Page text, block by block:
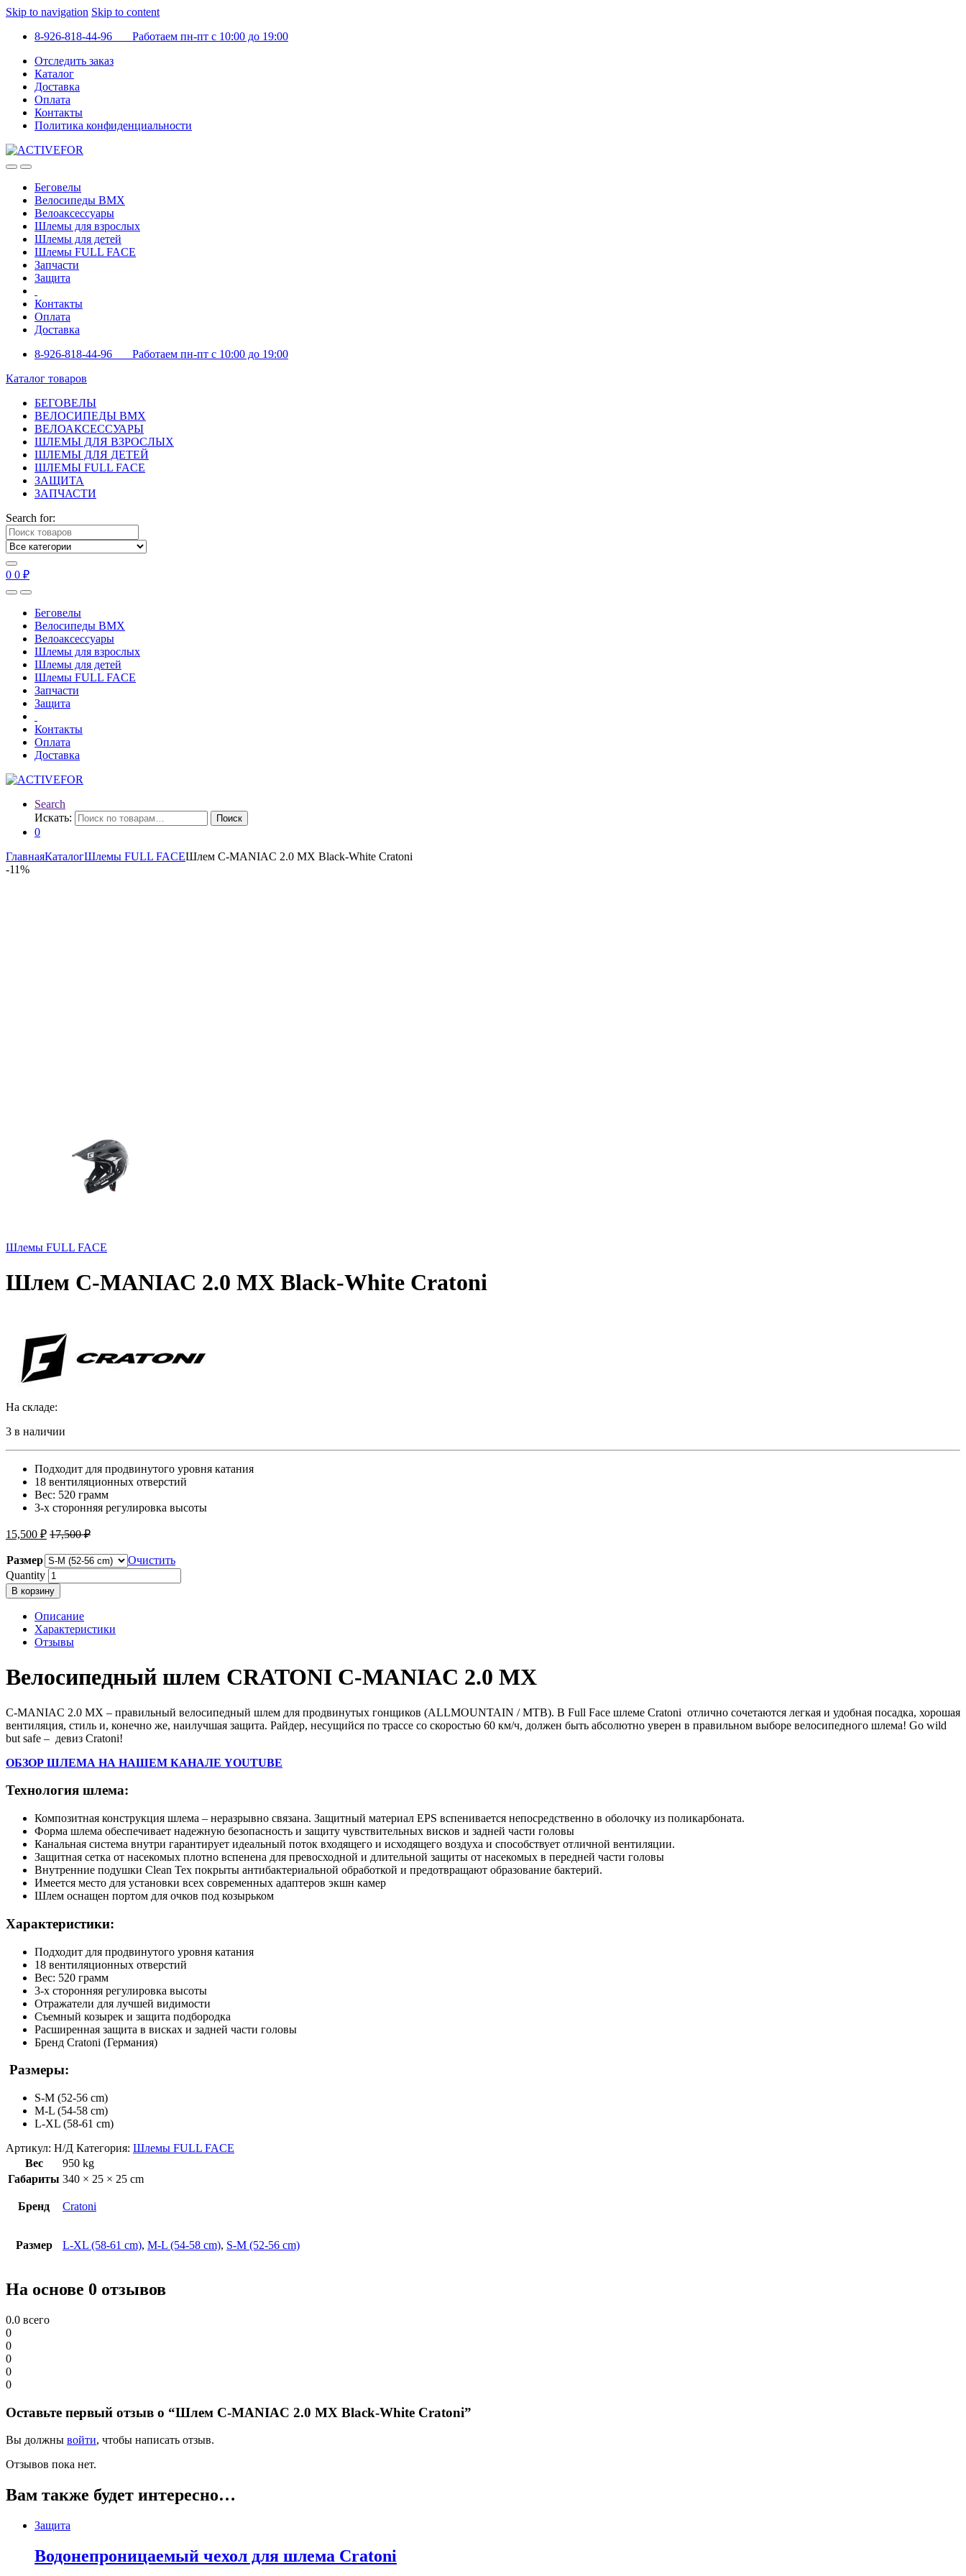
Skip to navigation Skip to content
8-926-818-44-96 Работаем пн-пт с 10:00 до 19:00
Отследить заказ
Каталог
Доставка
Оплата
Контакты
Политика конфиденциальности
Беговелы
Велосипеды BMX
Велоаксессуары
Шлемы для взрослых
Шлемы для детей
Шлемы FULL FACE
Запчасти
Защита
Контакты
Оплата
Доставка
8-926-818-44-96 Работаем пн-пт с 10:00 до 19:00
Каталог товаров
БЕГОВЕЛЫ
ВЕЛОСИПЕДЫ BMX
ВЕЛОАКСЕССУАРЫ
ШЛЕМЫ ДЛЯ ВЗРОСЛЫХ
ШЛЕМЫ ДЛЯ ДЕТЕЙ
ШЛЕМЫ FULL FACE
ЗАЩИТА
ЗАПЧАСТИ
Search for:
0 0 ₽
Беговелы
Велосипеды BMX
Велоаксессуары
Шлемы для взрослых
Шлемы для детей
Шлемы FULL FACE
Запчасти
Защита
Контакты
Оплата
Доставка
Search
Искать:
Поиск
0
ГлавнаяКаталогШлемы FULL FACEШлем C-MANIAC 2.0 MX Black-White Cratoni
-11%
Шлемы FULL FACE
Шлем C-MANIAC 2.0 MX Black-White Cratoni
На складе:
3 в наличии
Подходит для продвинутого уровня катания
18 вентиляционных отверстий
Вес: 520 грамм
3-х сторонняя регулировка высоты
15,500 ₽ 17,500₽
Размер
Очистить
Quantity
В корзину
Описание
Характеристики
Отзывы
Велосипедный шлем CRATONI C-MANIAC 2.0 MX
C-MANIAC 2.0 MX – правильный велосипедный шлем для продвинутых гонщиков (ALLMOUNTAIN / MTB). В Full Face шлеме Cratoni отлично сочетаются легкая и удобная посадка, хорошая
вентиляция, стиль и, конечно же, наилучшая защита. Райдер, несущийся по трассе со скоростью 60 км/ч, должен быть абсолютно уверен в правильном выборе велосипедного шлема! Go wild
but safe – девиз Cratoni!
ОБЗОР ШЛЕМА НА НАШЕМ КАНАЛЕ YOUTUBE
Технология шлема:
Композитная конструкция шлема – неразрывно связана. Защитный материал EPS вспенивается непосредственно в оболочку из поликарбоната.
Форма шлема обеспечивает надежную безопасность и защиту чувствительных висков и задней части головы
Канальная система внутри гарантирует идеальный поток входящего и исходящего воздуха и способствует отличной вентиляции.
Защитная сетка от насекомых плотно вспенена для превосходной и длительной защиты от насекомых в передней части головы
Внутренние подушки Clean Tex покрыты антибактериальной обработкой и предотвращают образование бактерий.
Имеется место для установки всех современных адаптеров экшн камер
Шлем оснащен портом для очков под козырьком
Характеристики:
Подходит для продвинутого уровня катания
18 вентиляционных отверстий
Вес: 520 грамм
3-х сторонняя регулировка высоты
Отражатели для лучшей видимости
Съемный козырек и защита подбородка
Расширенная защита в висках и задней части головы
Бренд Cratoni (Германия)
Размеры:
S-M (52-56 cm)
M-L (54-58 cm)
L-XL (58-61 cm)
Артикул: Н/Д Категория: Шлемы FULL FACE
Вес
950 kg
Габариты 340 × 25 × 25 cm
Бренд Cratoni
Размер L-XL (58-61 cm), M-L (54-58 cm), S-M (52-56 cm)
На основе 0 отзывов
0.0 всего
0
0
0
0
0
Оставьте первый отзыв о “Шлем C-MANIAC 2.0 MX Black-White Cratoni”
Вы должны войти, чтобы написать отзыв.
Отзывов пока нет.
Вам также будет интересно…
Защита
Водонепроницаемый чехол для шлема Cratoni